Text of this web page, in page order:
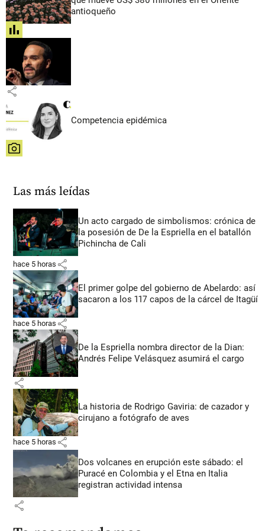
antioqueño
share
share
Competencia epidémica
share
Las más leídas
Un acto cargado de simbolismos: crónica de
la posesión de De la Espriella en el batallón
Pichincha de Cali
hace 5 horas share
El primer golpe del gobierno de Abelardo: así
sacaron a los 117 capos de la cárcel de Itagüí
hace 5 horas share
De la Espriella nombra director de la Dian:
Andrés Felipe Velásquez asumirá el cargo
share
La historia de Rodrigo Gaviria: de cazador y
cirujano a fotógrafo de aves
hace 5 horas share
Dos volcanes en erupción este sábado: el
Puracé en Colombia y el Etna en Italia
registran actividad intensa
share